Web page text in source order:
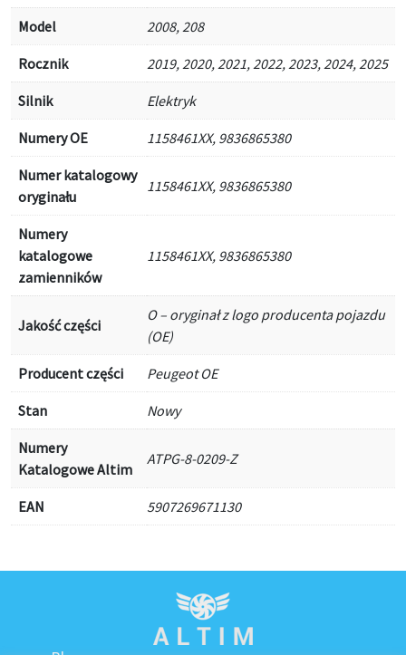
Model 2008, 208
Rocznik 2019, 2020, 2021, 2022, 2023, 2024, 2025
Silnik Elektryk
Numery OE 1158461XX, 9836865380
Numer katalogowy
oryginału
1158461XX, 9836865380
Numery
katalogowe
zamienników
1158461XX, 9836865380
Jakość części
O – oryginał z logo producenta pojazdu
(OE)
Producent części Peugeot OE
Stan Nowy
Numery
Katalogowe Altim
ATPG-8-0209-Z
EAN 5907269671130